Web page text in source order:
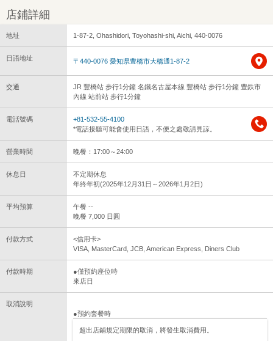
店鋪詳細
地址 1-87-2, Ohashidori, Toyohashi-shi, Aichi, 440-0076
日語地址 〒440-0076 愛知県豊橋市大橋通1-87-2
交通
JR 豐橋站 步行1分鐘 名鐵名古屋本線 豐橋站 步行1分鐘 豊鉄市
內線 站前站 步行1分鐘
電話號碼
+81-532-55-4100
*電話接聽可能會使用日語，不便之處敬請見諒。
營業時間 晚餐：17:00～24:00
休息日
不定期休息
年終年初(2025年12月31日～2026年1月2日)
平均預算
午餐 --
晚餐 7,000 日圓
付款方式
<信用卡>
VISA, MasterCard, JCB, American Express, Diners Club
付款時期
●僅預約座位時
來店日
取消說明
●預約套餐時
超出店鋪規定期限的取消，將發生取消費用。